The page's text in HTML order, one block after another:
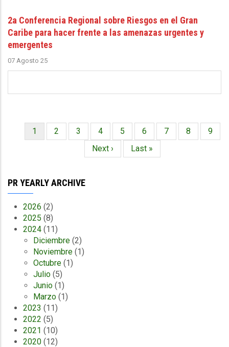
2a Conferencia Regional sobre Riesgos en el Gran
Caribe para hacer frente a las amenazas urgentes y
emergentes
07 Agosto 25
Paginación
Página
actual
1 Página
2 Página
3 Página
4 Página
5 Página
6 Página
7 Página
8
9
Siguiente
página
Next ›
Última
página
Last »
PR YEARLY ARCHIVE
2026 (2)
2025 (8)
2024 (11)
Diciembre (2)
Noviembre (1)
Octubre (1)
Julio (5)
Junio (1)
Marzo (1)
2023 (11)
2022 (5)
2021 (10)
2020 (12)